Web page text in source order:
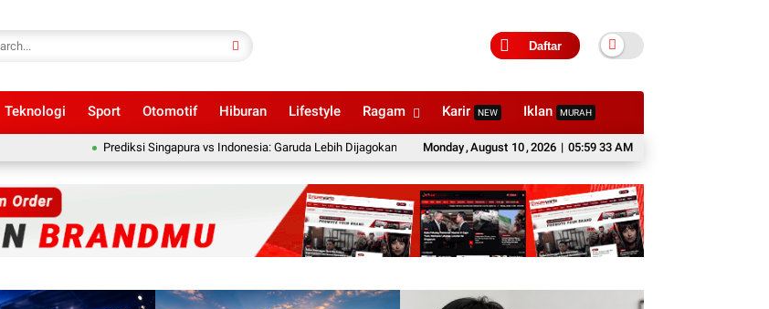
Daftar
Teknologi Sport Otomotif Hiburan Lifestyle Ragam Karir NEW Iklan MURAH
Monday,August 10,2026 | 05:59 35 AM
Prediksi Singapura vs Indonesia: Garuda Lebih Dijagokan Menang Fariz Muhammad Jajaki Bisnis Online, TikTok Shop, dan Affiliate Marketing